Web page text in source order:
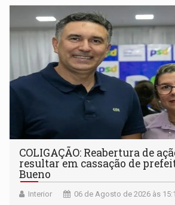
COLIGAÇÃO: Reabertura de
resultar em cassação de
Bueno
Interior 06 de Agosto de 2026 às